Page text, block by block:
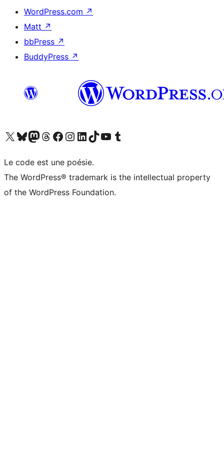
WordPress.com ↗
Matt ↗
bbPress ↗
BuddyPress ↗
Visitez notre compte X (précédemment Twitter)
Visiter notre compte Bluesky
Visiter notre compte Mastodon
Visiter notre compte Threads
Consulter notre compte Facebook
Consulter notre compte Instagram
Consulter notre compte LinkedIn
Visiter notre compte TokTok
Visiter notre chaîne YouTube
Visiter notre compte Tumblr
Le code est une poésie.
The WordPress® trademark is the intellectual property
of the WordPress Foundation.